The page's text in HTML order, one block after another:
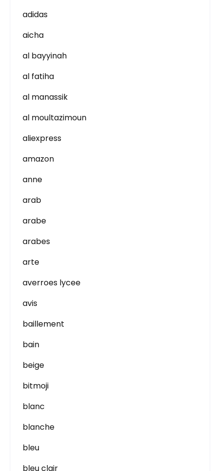
adidas
aicha
al bayyinah
al fatiha
al manassik
al moultazimoun
aliexpress
amazon
anne
arab
arabe
arabes
arte
averroes lycee
avis
baillement
bain
beige
bitmoji
blanc
blanche
bleu
bleu clair